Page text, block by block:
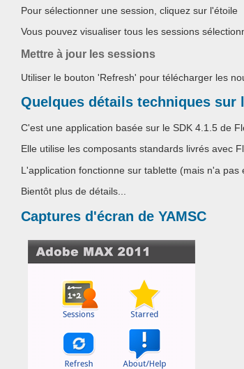
Pour sélectionner une session, cliquez sur l'étoile
Vous pouvez visualiser tous les sessions
Mettre à jour les sessions
Utiliser le bouton 'Refresh' pour télécharger les
Quelques détails techniques sur
C'est une application basée sur le SDK 4.1.5 de
Elle utilise les composants standards livrés avec
L'application fonctionne sur tablette (mais n'a pas
Bientôt plus de détails...
Captures d'écran de YAMSC